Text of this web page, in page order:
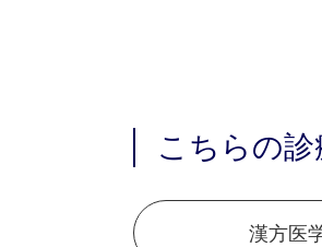
こちらの
漢方医